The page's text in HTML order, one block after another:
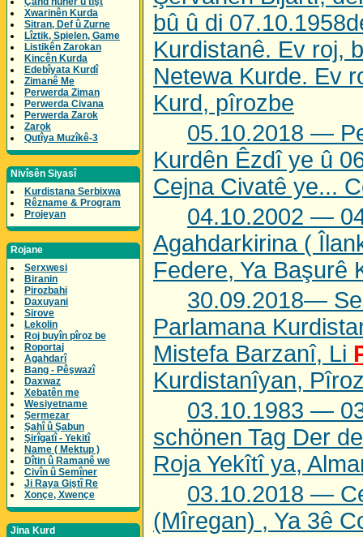
Xwarinên Kurda
Sitran, Def û Zurne
Lîztik, Spielen, Game
Listikên Zarokan
Kincên Kurda
Edebîyata Kurdî
Zimanê Me
Perwerda Ziman
Perwerda Civana
Perwerda Zarok
Zarok
Qutîya Muzîkê-3
Nivîsên Siyasî
Kurdistana Serbixwa
Rêzname & Program
Projeyan
Rojane
Serxwesi
Biranin
Pirozbahi
Daxuyani
Sirove
Lekolin
Roj buyîn pîroz be
Roportaj
Agahdarî
Bang - Pêşwazî
Daxwaz
Xebatên me
Wesiyetname
Şermezar
Şahî û Şabun
Şirîgatî - Yekitî
Name ( Mektup )
Dîtin û Ramanê we
Civîn û Semîner
Ji Raya Giştî Re
Xonçe, Xwençe
Jina Kurd
bû û di
Kurdistanê. Ev roj,
Netewa Kurde. Ev
Kurd, pîrozbe
05.10.2018 —
Kurdên Êzdî ye û
Cejna Civatê ye...
04.10.2002 —
Agahdarkirina (
Federe, Ya Başurê
30.09.2018—
Parlamana
Mistefa Barzanî, Li
Kurdistanîyan,
03.10.1983 —
schönen Tag Der
Roja Yekîtî ya,
03.10.2018 —
(Mîregan) , Ya 3ê